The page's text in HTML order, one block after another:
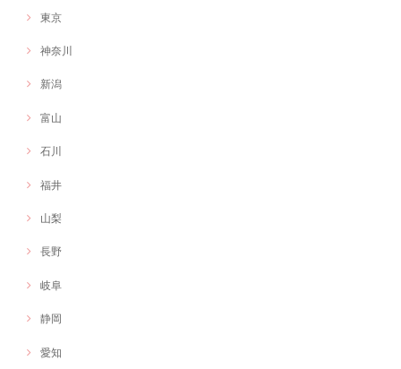
東京
神奈川
新潟
富山
石川
福井
山梨
長野
岐阜
静岡
愛知